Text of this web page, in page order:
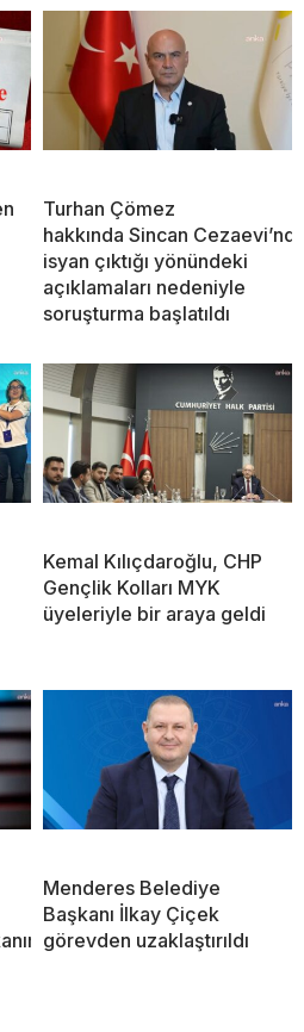
Turhan Çömez
hakkında Sincan
isyan çıktığı yönündeki
açıklamaları nedeniyle
soruşturma başlatıldı
Kemal Kılıçdaroğlu, CHP
Gençlik Kolları MYK
üyeleriyle bir araya geldi
Menderes Belediye
Başkanı İlkay Çiçek
görevden uzaklaştırıldı